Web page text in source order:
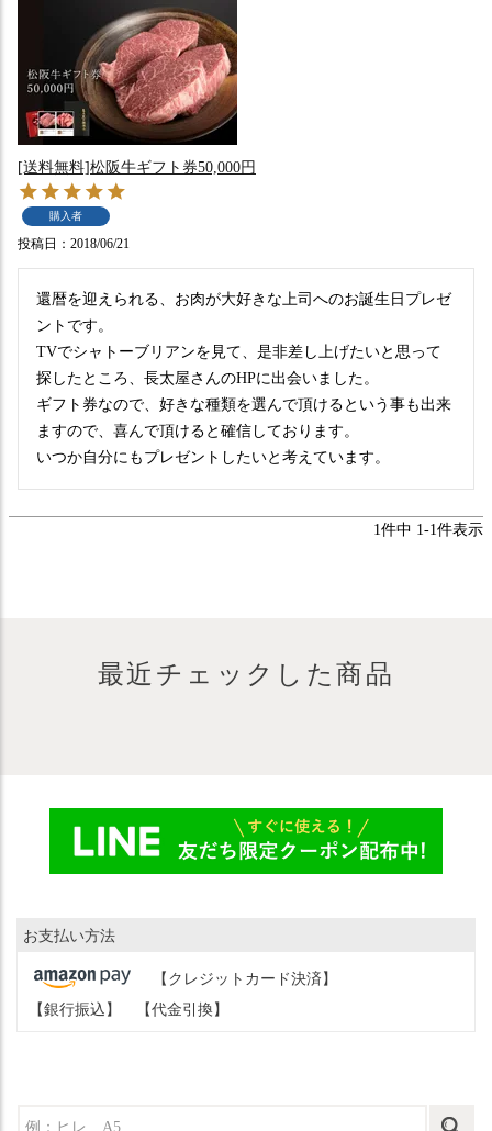
[送料無料]松阪牛ギフト券50,000円
購入者
投稿日 2018/06/21
還暦を迎えられる、お肉が大好きな上司へのお誕生日プレゼ
ントです。
TVでシャトーブリアンを見て、是非差し上げたいと思って
探したところ、長太屋さんのHPに出会いました。
ギフト券なので、好きな種類を選んで頂けるという事も出来
ますので、喜んで頂けると確信しております。
いつか自分にもプレゼントしたいと考えています。
1件中 1-1件表示
最近チェックした商品
お支払い方法
【クレジットカード決済】
【銀行振込】
【代金引換】